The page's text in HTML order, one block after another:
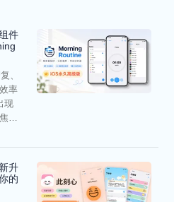
件
、
率
现
升
的